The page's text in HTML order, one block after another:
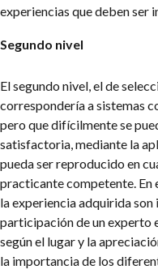
experiencias que deben ser
Segundo nivel
El segundo nivel, el de
correspondería a sistemas
pero que difícilmente se
satisfactoria, mediante la
pueda ser reproducido en
practicante competente. En
la experiencia adquirida
participación de un experto
según el lugar y la
la importancia de los